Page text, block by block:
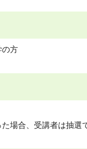
の方
場合、受講者は抽選